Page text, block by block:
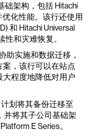
础架构，包括 Hitachi
化性能。该行还使用
和 Hitachi Universal
性和灾难恢复。
助实施和数据迁移，
，该行可以在站点
程度地降低对用户
划将其备份迁移至
并将其子公司基础架
E Series。